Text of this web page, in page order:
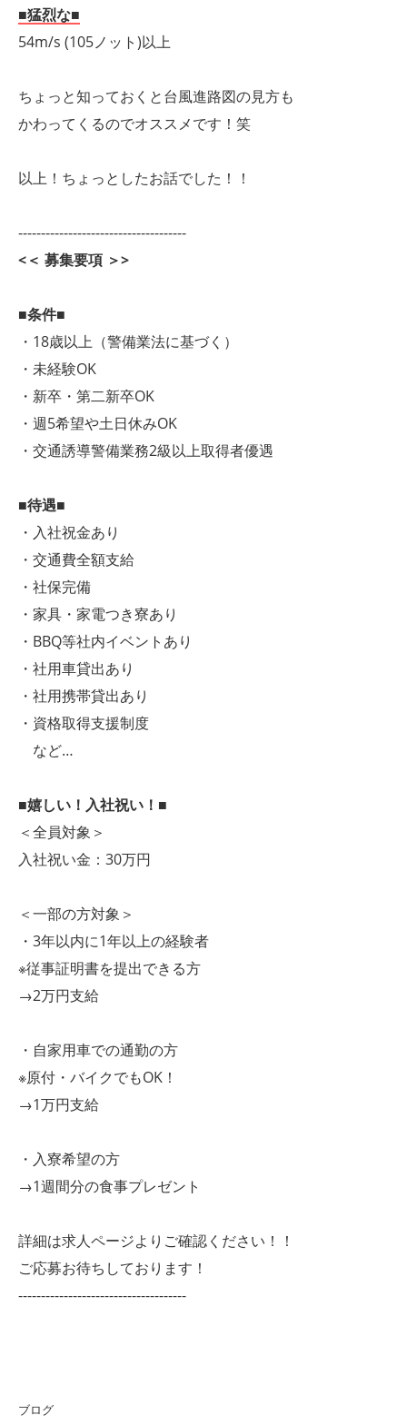
■猛烈な■
54m/s (105ノット)以上
ちょっと知っておくと台風進路図の見方も
かわってくるのでオススメです！笑
以上！ちょっとしたお話でした！！
-------------------------------------
<＜ 募集要項 ＞>
■条件■
・18歳以上（警備業法に基づく）
・未経験OK
・新卒・第二新卒OK
・週5希望や土日休みOK
・交通誘導警備業務2級以上取得者優遇
■待遇■
・入社祝金あり
・交通費全額支給
・社保完備
・家具・家電つき寮あり
・BBQ等社内イベントあり
・社用車貸出あり
・社用携帯貸出あり
・資格取得支援制度
など…
■嬉しい！入社祝い！■
＜全員対象＞
入社祝い金：30万円
＜一部の方対象＞
・3年以内に1年以上の経験者
※従事証明書を提出できる方
→2万円支給
・自家用車での通勤の方
※原付・バイクでもOK！
→1万円支給
・入寮希望の方
→1週間分の食事プレゼント
詳細は求人ページよりご確認ください！！
ご応募お待ちしております！
-------------------------------------
ブログ